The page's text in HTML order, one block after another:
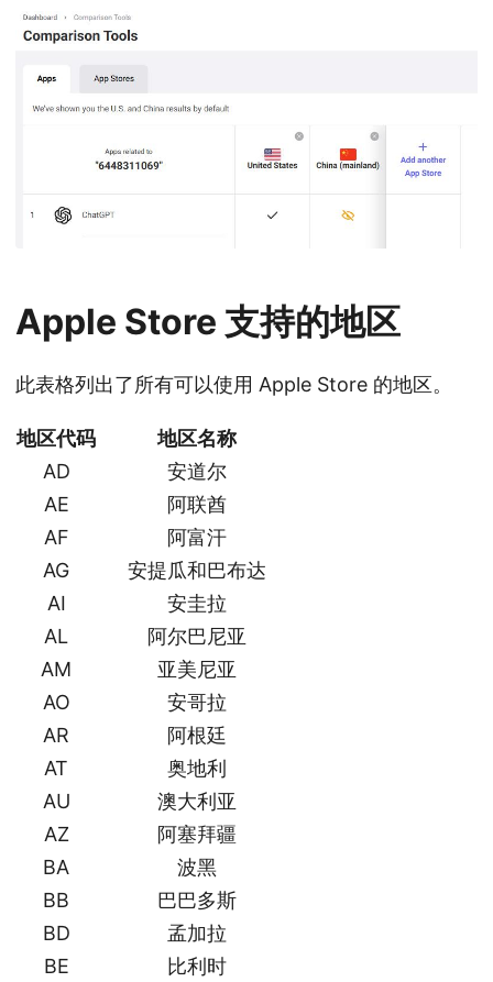
Apple Store 支持的地区
此表格列出了所有可以使用 Apple Store 的地区。
地区代码
地区名称
AD
安道尔
AE
阿联酋
AF
阿富汗
AG
安提瓜和巴布达
AI
安圭拉
AL
阿尔巴尼亚
AM
亚美尼亚
AO
安哥拉
AR
阿根廷
AT
奥地利
AU
澳大利亚
AZ
阿塞拜疆
BA
波黑
BB
巴巴多斯
BD
孟加拉
BE
比利时